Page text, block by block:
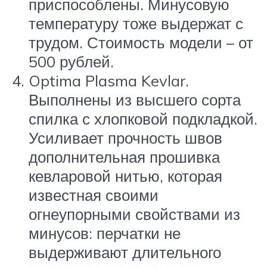
приспособлены. Минусовую
температуру тоже выдержат с
трудом. Стоимость модели – от
500 рублей.
Optima Plasma Kevlar.
Выполнены из высшего сорта
спилка с хлопковой подкладкой.
Усиливает прочность швов
дополнительная прошивка
кевларовой нитью, которая
известная своими
огнеупорными свойствами из
минусов: перчатки не
выдерживают длительного